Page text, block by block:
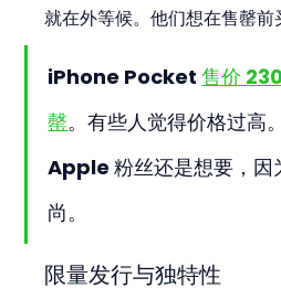
就在外等候。他们想在售罄前
iPhone Pocket 售价
罄。有些人觉得价格过高
Apple 粉丝还是想要，因
尚。
限量发行与独特性